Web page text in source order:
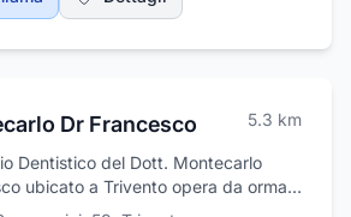
Dr Francesco 5.3 km
Dentistico del Dott. Montecarlo
ubicato a Trivento opera da ormai
nel settore con comprovata